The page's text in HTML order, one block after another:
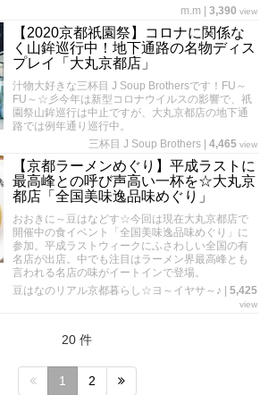
m.m
3,390 view
【2020京都祇園祭】コロナに関係な
く山鉾巡行中！地下通路の名物ディス
プレイ「大丸京都店」
汁物大好きな三杯目 J Soup Brothersです！FU～
FU～☆彡今年は新型コロナウイルスの影響で、祇
園祭山鉾巡行は中止ですが、大丸京都店の地下通
路では例年通り巡行中。
三杯目 J Soup Brothers
4,465 view
【京都ラーメンめぐり】平成ラストに
最高峰との呼び声高い一杯を☆大丸京
都店「全国美味逸品味めぐり」
おおきに～豆はなどす☆今回は現在大丸京都店で
開催中の食イベント「全国美味逸品味めぐり」に
参加。平成ラストウィークにふさわしい全国の有
名店が出店。中でも注目はラーメン界最高峰とも
言われる名店の味がイートインで登場。
豆はなのリアル京都暮らし☆ヨ～イヤサ～♪
5,425
view
20 件
1 2